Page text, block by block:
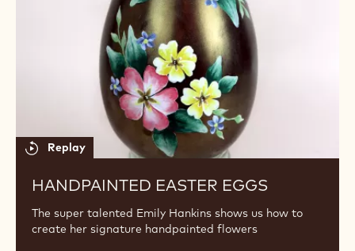
SEVGILILER GÜNÜ ÖZEL TARIFI 2022
"ERIYEN KALPLER"
14 Şubat, Sevgililer Gününe özel kalpleri ısıtacak
tarife göz atıp, menülerinize ve hatta evlerinize
Sevgililer Günü havasını taşıyabilirsiniz.
Handpainted
Easter
Eggs